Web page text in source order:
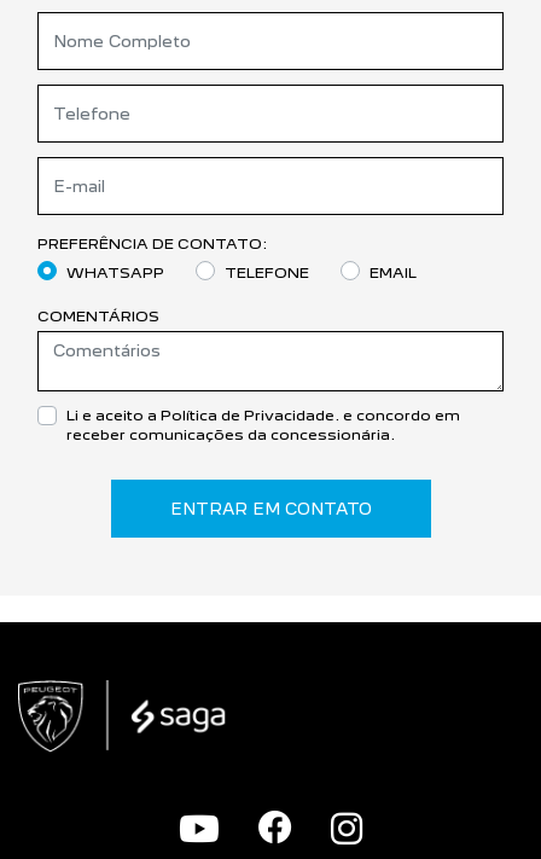
PREFERÊNCIA DE CONTATO:
WHATSAPP
TELEFONE EMAIL
COMENTÁRIOS
Li e aceito a Política de Privacidade. e concordo em
receber comunicações da concessionária.
ENTRAR EM CONTATO